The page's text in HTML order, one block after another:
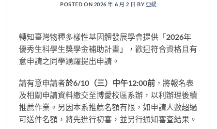
POSTED ON 2026 年 6 月 2 日 BY 亞緹
轉知臺灣物種多樣性基因體發展學會提供「2026年
優秀生科學生獎學金補助計畫」，歡迎符合資格且有
意申請之同學踴躍提出申請。
請有意申請者於6/10（三）中午12:00前 ，將報名表
及相關申請資料繳交至博愛校區系辦，以利辦理後續
推薦作業。另因本系推薦名額有限，如申請人數超過
可送件名額，將先進行初審，並另行通知審查結果。